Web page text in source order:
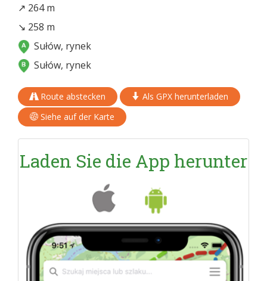
↗ 264 m
↘ 258 m
Sułów, rynek
Sułów, rynek
Route abstecken
Als GPX herunterladen
Siehe auf der Karte
Laden Sie die App herunter